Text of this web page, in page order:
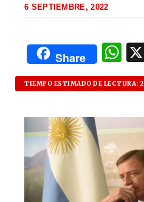
6 SEPTIEMBRE, 2022
Share
W
h
at
s
A
p
p
TIEMPO ESTIMADO DE LECTURA: